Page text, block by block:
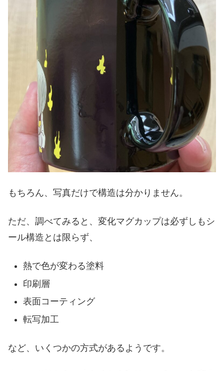
もちろん、写真だけで構造は分かりません。
ただ、調べてみると、変化マグカップは必ずしもシ
ール構造とは限らず、
熱で色が変わる塗料
印刷層
表面コーティング
転写加工
など、いくつかの方式があるようです。